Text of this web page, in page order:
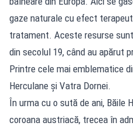
gaze naturale cu efect
tratament. Aceste resurse
din secolul 19, când au apărut
Printre cele mai emblematice
Herculane și Vatra Dornei.
În urma cu o sută de ani, Băile
coroana austriacă, trecea în